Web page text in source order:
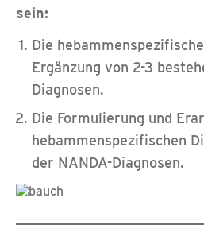
sein:
Die
Ergänzung von 2-3
Diagnosen.
Die Formulierung und
hebammenspezifischen
der NANDA-Diagnosen.